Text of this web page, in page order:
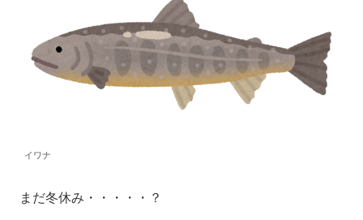
イワナ
まだ冬休み・・・・・？